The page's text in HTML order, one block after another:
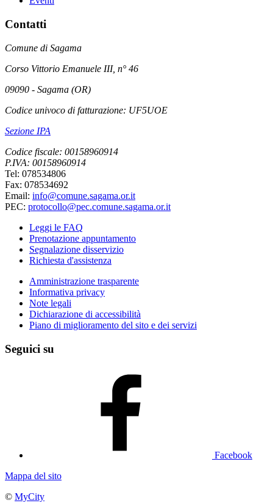
Contatti
Comune di Sagama
Corso Vittorio Emanuele III, n° 46
09090 - Sagama (OR)
Codice univoco di fatturazione: UF5UOE
Sezione IPA
Codice fiscale: 00158960914
P.IVA: 00158960914
Tel: 078534806
Fax: 078534692
Email: info@comune.sagama.or.it
PEC: protocollo@pec.comune.sagama.or.it
Leggi le FAQ
Prenotazione appuntamento
Segnalazione disservizio
Richiesta d'assistenza
Amministrazione trasparente
Informativa privacy
Note legali
Dichiarazione di accessibilità
Piano di miglioramento del sito e dei servizi
Seguici su
Facebook
Mappa del sito
© MyCity